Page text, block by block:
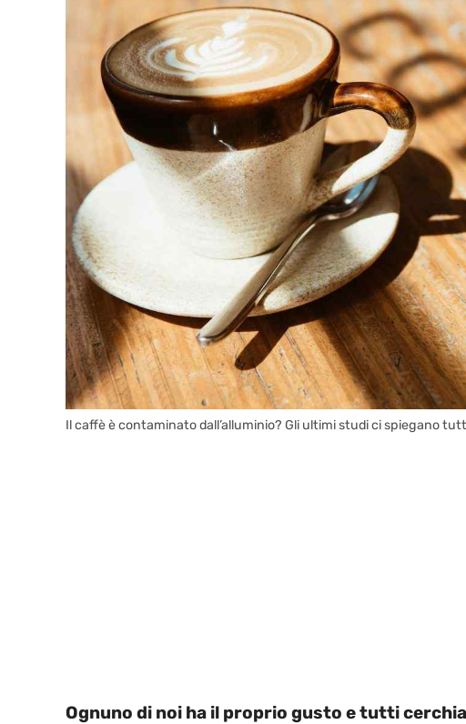
Il caffè è contaminato dall’alluminio? Gli ultimi studi ci spiegano
Ognuno di noi ha il proprio gusto e tutti